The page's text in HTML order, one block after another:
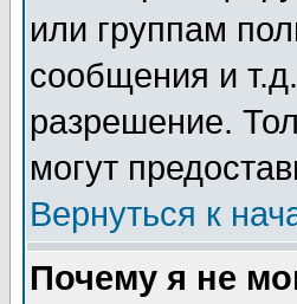
или группам
сообщения и
разрешение.
могут
Вернуться к
Почему я не